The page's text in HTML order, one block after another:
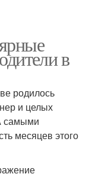
в
родилось
и целых
самыми
месяцев этого